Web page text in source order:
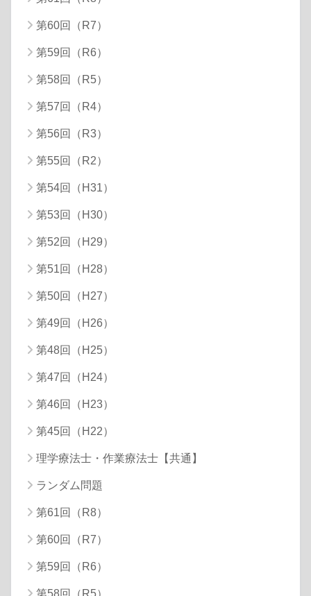
第60回（R7）
第59回（R6）
第58回（R5）
第57回（R4）
第56回（R3）
第55回（R2）
第54回（H31）
第53回（H30）
第52回（H29）
第51回（H28）
第50回（H27）
第49回（H26）
第48回（H25）
第47回（H24）
第46回（H23）
第45回（H22）
理学療法士・作業療法士【共通】
ランダム問題
第61回（R8）
第60回（R7）
第59回（R6）
第58回（R5）